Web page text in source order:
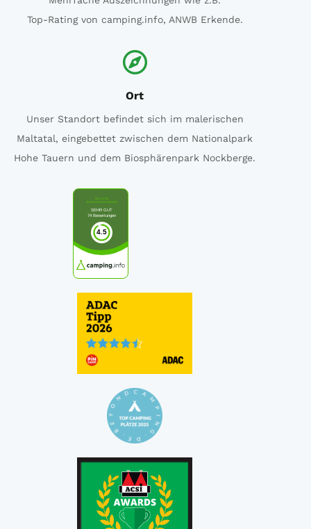
Ort
Unser Standort befindet sich im malerischen
Maltatal, eingebettet zwischen dem Nationalpark
Hohe Tauern und dem Biosphärenpark Nockberge.
MALTATAL
TERRASSENCAMPING
SEHR GUT
74 Bewertungen
4.5